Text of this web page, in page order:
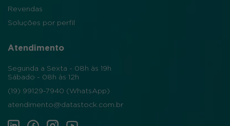
Revendas
Soluções por perfil
Atendimento
Segunda a Sexta - 08h às 19h
Sábado - 08h às 12h
(19) 99129-7940 (WhatsApp)
atendimento@datastock.com.br